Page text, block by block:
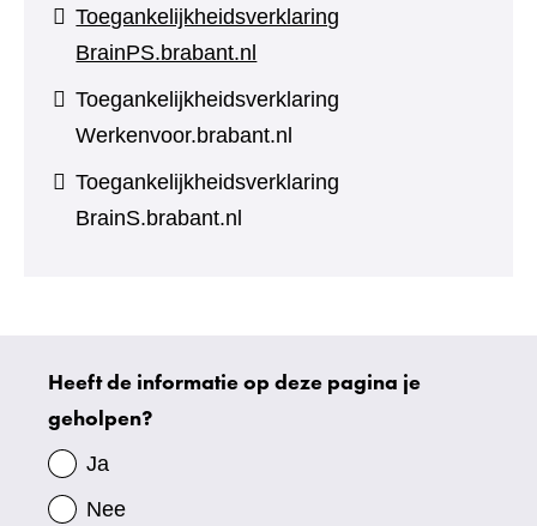
Toegankelijkheidsverklaring
BrainPS.brabant.nl
Toegankelijkheidsverklaring
Werkenvoor.brabant.nl
Toegankelijkheidsverklaring
BrainS.brabant.nl
Uw
gegevens
Heeft de informatie op deze pagina je
geholpen?
Ja
Nee